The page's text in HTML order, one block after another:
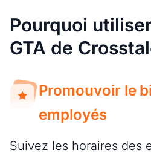
Pourquoi
GTA de
Promouvoir le
employés
Suivez les horaires des